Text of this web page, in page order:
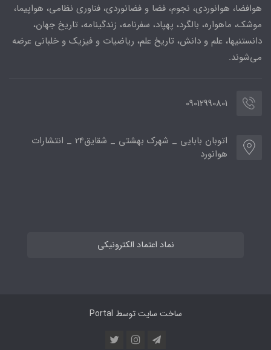
هوافضا، هوانوردی، نجوم، فضا و فضانوردی، فناوری نظامی، هواپیما،
موشک، ماهواره، بالگرد، پهپاد، سفرنامه، زندگینامه، تاریخ جهان،
دانستنیها، علم و دانش، تاریخ علم، ریاضیات و فیزیک و خلبانی عرضه
می‌شوند.
09012990801
اتوبان بابایی _ شهرک بهشتی _ شقایق24 _ انتشارات
هوانورد
نماد اعتماد الکترونیکی
ساخت سایت توسط Portal